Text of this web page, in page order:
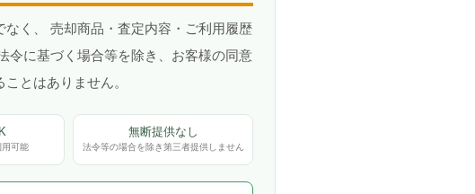
く、 売却商品・査定内容・ご利用履歴
令に基づく場合等を除き、お客様の同意
とはありません。
用可能
無断提供なし
法令等の場合を除き第三者提供しません